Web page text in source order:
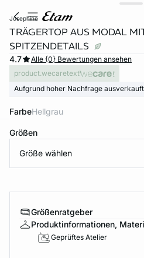
josephine
TRÄGERTOP AUS MODAL
SPITZENDETAILS
4.7
Alle {0} Bewertungen ansehen
product.wecaretext
Aufgrund hoher Nachfrage ausverkauft
Farbe hellgrau
Größen
Größe wählen
Größenratgeber
Produktinformationen,
Geprüftes Atelier